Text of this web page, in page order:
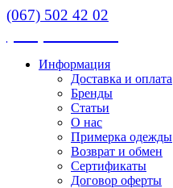
(067) 502 42 02
Информация
Доставка и оплата
Бренды
Статьи
О нас
Примерка одежды
Возврат и обмен
Сертификаты
Договор оферты